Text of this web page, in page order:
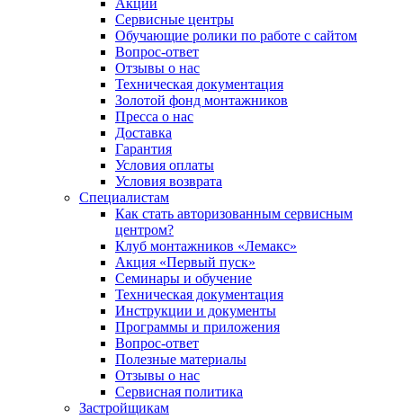
Акции
Сервисные центры
Обучающие ролики по работе с сайтом
Вопрос-ответ
Отзывы о нас
Техническая документация
Золотой фонд монтажников
Пресса о нас
Доставка
Гарантия
Условия оплаты
Условия возврата
Специалистам
Как стать авторизованным сервисным
центром?
Клуб монтажников «Лемакс»
Акция «Первый пуск»
Семинары и обучение
Техническая документация
Инструкции и документы
Программы и приложения
Вопрос-ответ
Полезные материалы
Отзывы о нас
Сервисная политика
Застройщикам